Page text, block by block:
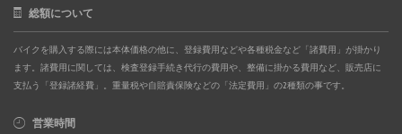
総額について
バイクを購入する際には本体価格の他に、登録費用などや各種税金など「諸費用」が掛かり
ます。諸費用に関しては、検査登録手続き代行の費用や、整備に掛かる費用など、販売店に
支払う「登録諸経費」。重量税や自賠責保険などの「法定費用」の2種類の事です。
営業時間